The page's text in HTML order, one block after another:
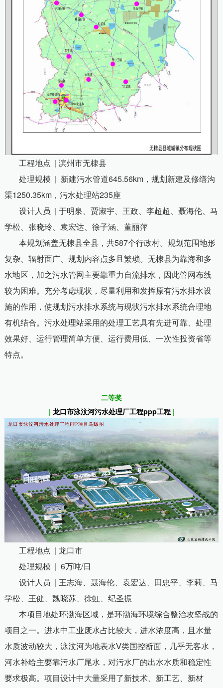
工程地点 | 滨州市无棣县
处理规模 | 新建污水管道645.56km，规划新建及修缮沟
渠1250.35km，污水处理站235座
设计人员 | 于明泉、贾淑宇、王政、李超超、聂海伦、马
学松、张晓玲、袁宏达、徐子涵、董丽萍
本规划涵盖无棣县全县，共587个行政村。规划范围地形
复杂、辐射面广、规划内容点多且繁琐。无棣县为靠海和多
水地区，加之污水管网主要靠重力自流排水，因此管网布线
较为困难。充分考虑现状，尽量利用和发挥原有污水排水设
施的作用，使规划污水排水系统与现状污水排水系统合理地
有机结合。污水处理站采用的处理工艺具有先进可靠、处理
效果好、运行管理简单方便、运行费用低、一次性投资省等
特点。
二等奖
| 龙口市泳汶河污水处理厂工程ppp工程 |
工程地点 | 龙口市
处理规模 | 6万吨/日
设计人员 | 王志海、聂海伦、袁宏达、田忠平、李莉、马
学松、王健、魏晓苏、徐虹、纪圣振
本项目地处环渤海区域，是环渤海环境综合整治攻坚战的
项目之一。进水中工业废水占比较大，进水浓度高，且水量
水质波动较大，泳汶河为地表水Ⅴ类国控断面，几乎无客水，
河水补给主要靠污水厂尾水，对污水厂的出水水质和稳定性
要求极高。项目设计中大量采用了新技术、新工艺、新材